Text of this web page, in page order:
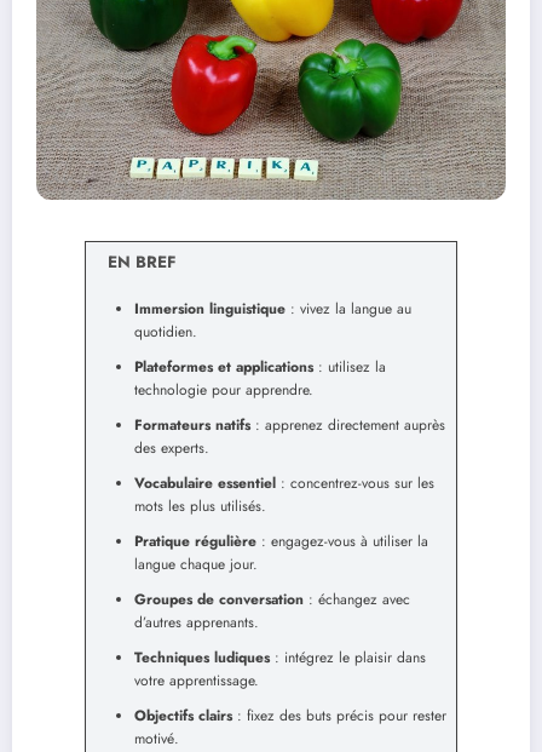
EN BREF
Immersion linguistique : vivez la langue au
quotidien.
Plateformes et applications: utilisez la
technologie pour apprendre.
Formateurs natifs: apprenez directement auprès
des experts.
Vocabulaire essentiel : concentrez-vous sur les
mots les plus utilisés.
Pratique régulière : engagez-vous à utiliser la
langue chaque jour.
Groupes de conversation : échangez avec
d’autres apprenants.
Techniques ludiques: intégrez le plaisir dans
votre apprentissage.
Objectifs clairs: fixez des buts précis pour rester
motivé.